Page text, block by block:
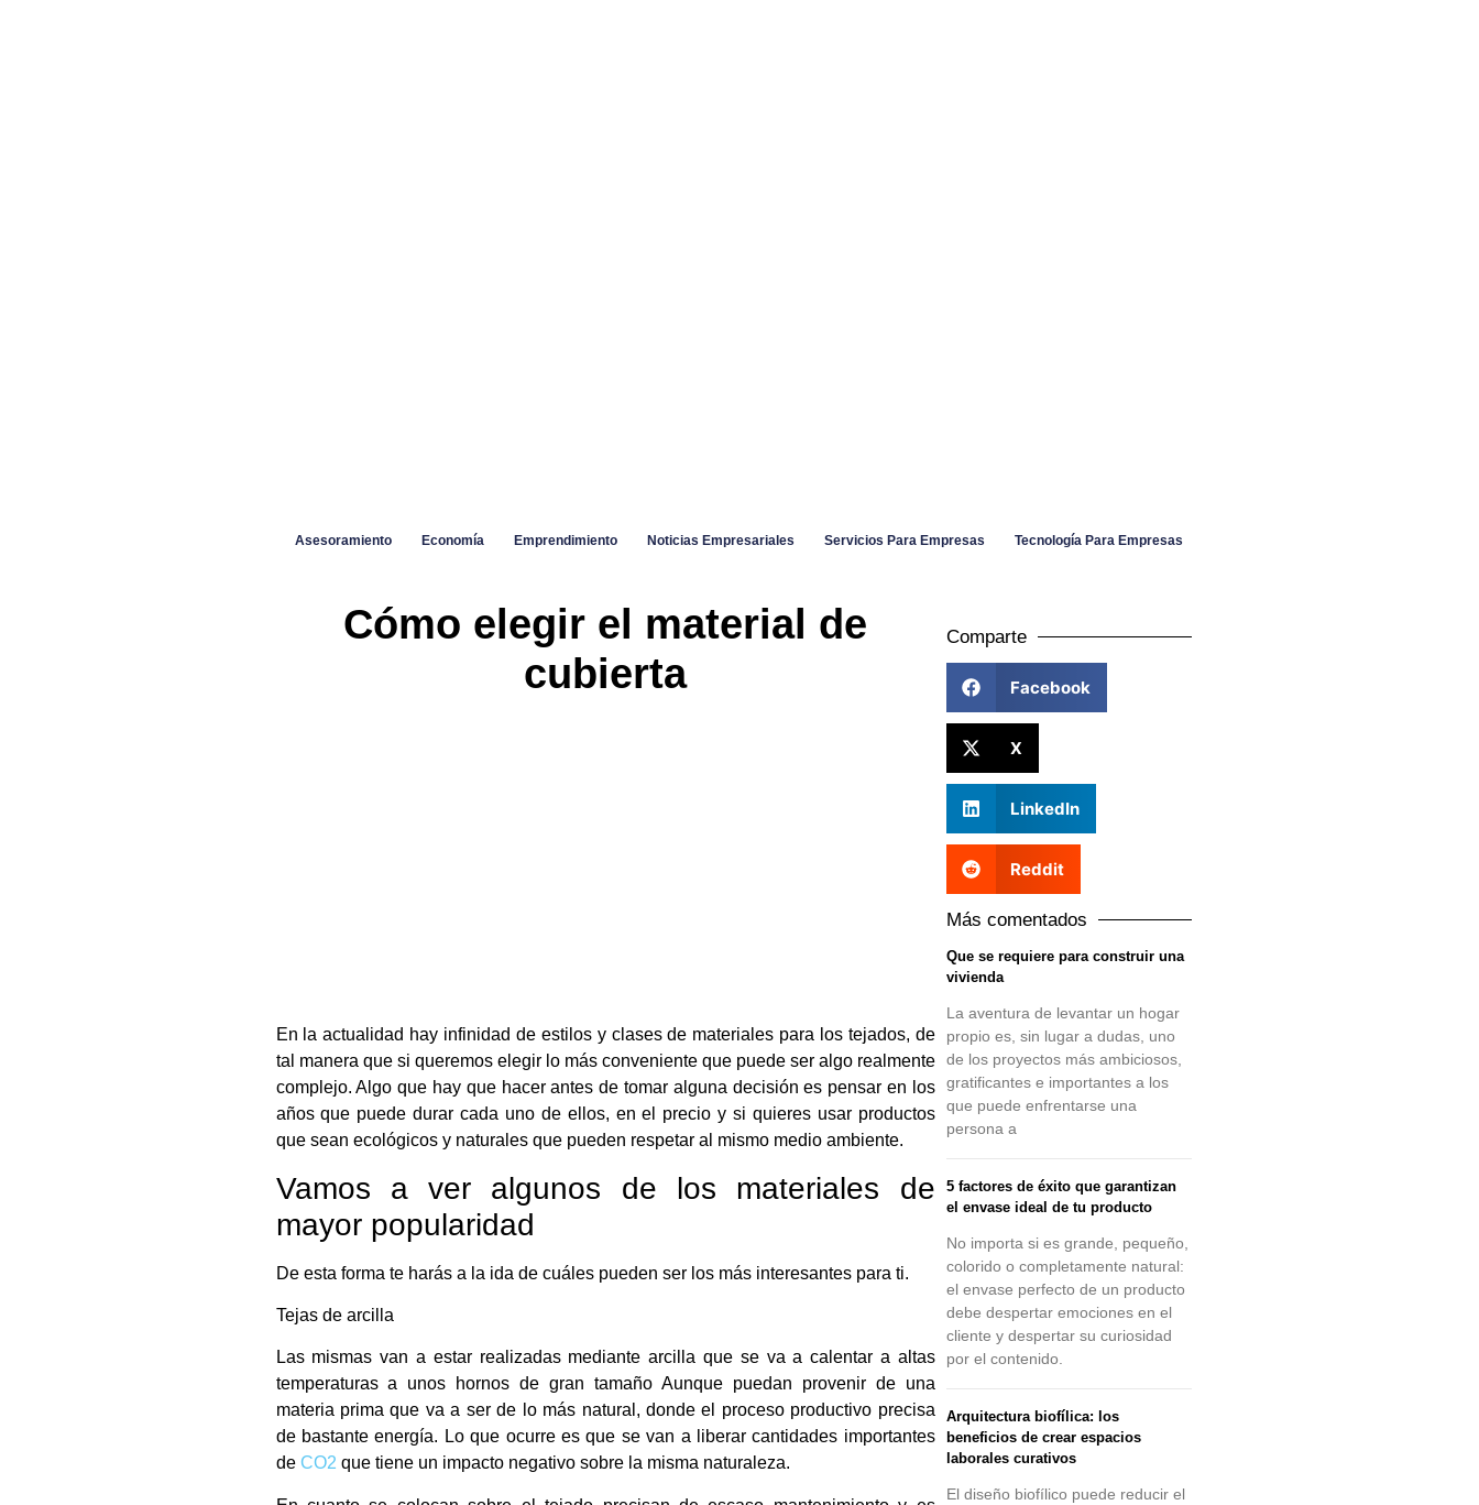
Asesoramiento Economía Emprendimiento Noticias Empresariales Servicios Para Empresas Tecnología Para Empresas
Cómo elegir el material de
cubierta
En la actualidad hay infinidad de estilos y clases de materiales para los tejados, de
tal manera que si queremos elegir lo más conveniente que puede ser algo realmente
complejo. Algo que hay que hacer antes de tomar alguna decisión es pensar en los
años que puede durar cada uno de ellos, en el precio y si quieres usar productos
que sean ecológicos y naturales que pueden respetar al mismo medio ambiente.
Vamos a ver algunos de los materiales de
mayor popularidad
De esta forma te harás a la ida de cuáles pueden ser los más interesantes para ti.
Tejas de arcilla
Las mismas van a estar realizadas mediante arcilla que se va a calentar a altas
temperaturas a unos hornos de gran tamaño Aunque puedan provenir de una
materia prima que va a ser de lo más natural, donde el proceso productivo precisa
de bastante energía. Lo que ocurre es que se van a liberar cantidades importantes
de CO2 que tiene un impacto negativo sobre la misma naturaleza.
Comparte
Facebook
X
LinkedIn
Reddit
Más comentados
Que se requiere para construir una
vivienda
La aventura de levantar un hogar
propio es, sin lugar a dudas, uno
de los proyectos más ambiciosos,
gratificantes e importantes a los
que puede enfrentarse una
persona a
5 factores de éxito que garantizan
el envase ideal de tu producto
No importa si es grande, pequeño,
colorido o completamente natural:
el envase perfecto de un producto
debe despertar emociones en el
cliente y despertar su curiosidad
por el contenido.
Arquitectura biofílica: los
beneficios de crear espacios
laborales curativos
El diseño biofílico puede reducir el